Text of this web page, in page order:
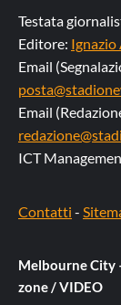
Testata
Editore: Ignazio
Email
Email
ICT
Contatti -
Melbourne City
zone / VIDEO